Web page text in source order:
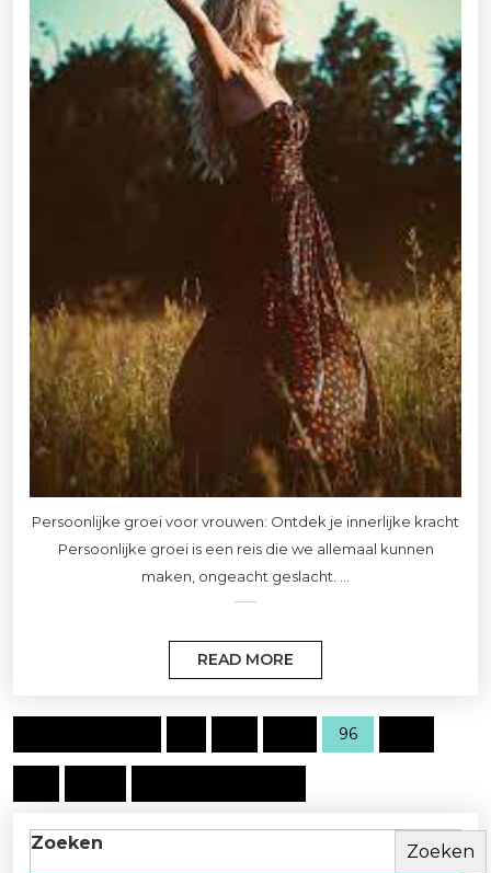
Persoonlijke groei voor vrouwen: Ontdek je innerlijke kracht
Persoonlijke groei is een reis die we allemaal kunnen
maken, ongeacht geslacht. ...
READ MORE
96
Zoeken Zoeken